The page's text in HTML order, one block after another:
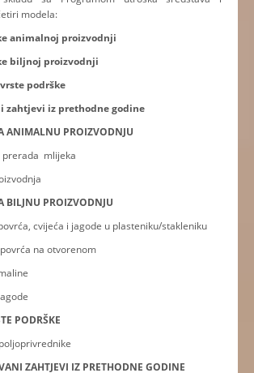
modela:
animalnoj proizvodnji
biljnoj proizvodnji
podrške
zahtjevi iz prethodne godine
ANIMALNU PROIZVODNJU
prerada mlijeka
BILJNU PROIZVODNJU
cvijeća i jagode u plasteniku/stakleniku
na otvorenom
PODRŠKE
ZAHTJEVI IZ PRETHODNE GODINE